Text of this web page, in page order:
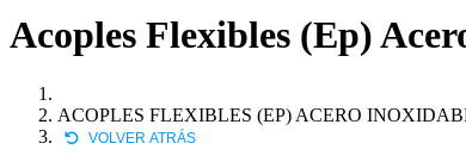
Acoples Flexibles (Ep)
ACOPLES FLEXIBLES (EP) ACERO
VOLVER ATRÁS